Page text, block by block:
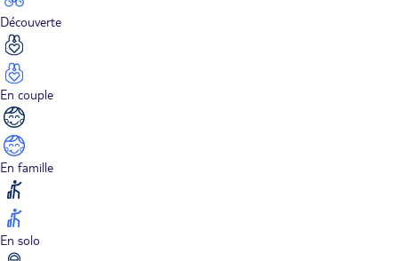
Découverte
En couple
En famille
En solo